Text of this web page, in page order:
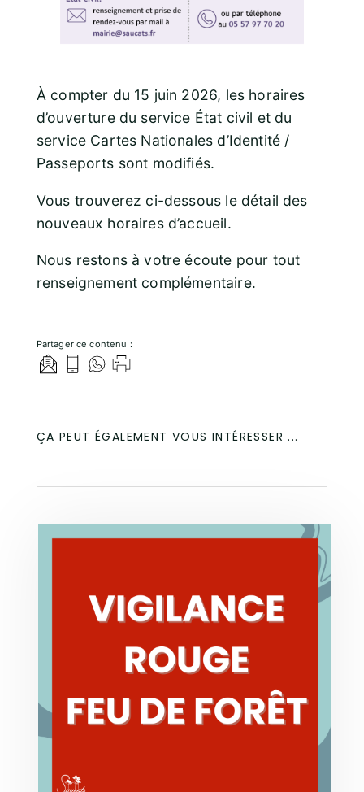
À compter du 15 juin 2026, les horaires
d’ouverture du service État civil et du
service Cartes Nationales d’Identité /
Passeports sont modifiés.
Vous trouverez ci-dessous le détail des
nouveaux horaires d’accueil.
Nous restons à votre écoute pour tout
renseignement complémentaire.
Partager ce contenu :
ÇA PEUT ÉGALEMENT VOUS INTÉRESSER ...